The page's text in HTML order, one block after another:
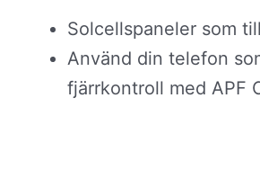
Solcellspaneler som
Använd din telefon
fjärrkontroll med APF